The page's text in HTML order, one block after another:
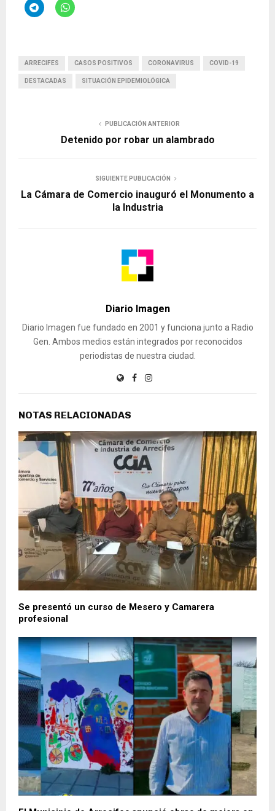
ARRECIFES CASOS POSITIVOS CORONAVIRUS COVID-19
DESTACADAS SITUACIÓN EPIDEMIOLÓGICA
PUBLICACIÓN ANTERIOR
Detenido por robar un alambrado
SIGUIENTE PUBLICACIÓN
La Cámara de Comercio inauguró el Monumento a
la Industria
Diario Imagen
Diario Imagen fue fundado en 2001 y funciona junto a Radio
Gen. Ambos medios están integrados por reconocidos
periodistas de nuestra ciudad.
NOTAS RELACIONADAS
Se presentó un curso de Mesero y Camarera
profesional